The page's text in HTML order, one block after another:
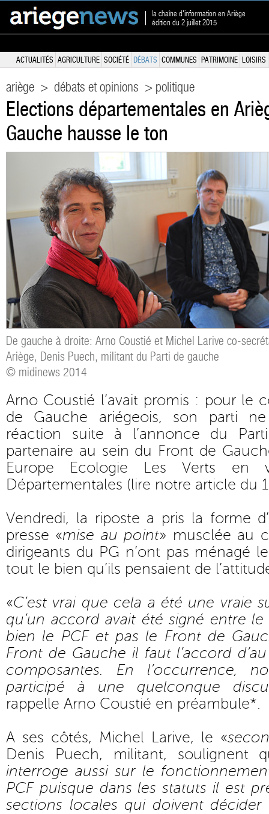
la chaîne d'information en Ariège
édition du 2 juillet 2015
ACTUALITÉS AGRICULTURE SOCIÉTÉ DÉBATS COMMUNES PATRIMOINE LOISIRS
ariège > débats et opinions > politique
Elections départementales en
Gauche hausse le ton
De gauche à droite: Arno Coustié et Michel Larive co-
Ariège, Denis Puech, militant du Parti de gauche
© midinews 2014
Arno Coustié l’avait promis : pour le
de Gauche ariégeois, son parti
réaction suite à l’annonce du
partenaire au sein du Front de
Europe Ecologie Les Verts en
Départementales (lire notre article du
Vendredi, la riposte a pris la forme
presse «mise au point» musclée au
dirigeants du PG n’ont pas ménagé
tout le bien qu’ils pensaient de
«C’est vrai que cela a été une vraie
qu’un accord avait été signé entre le
bien le PCF et pas le Front de
Front de Gauche il faut l’accord
composantes. En l’occurrence,
participé à une quelconque
rappelle Arno Coustié en préambule*.
A ses côtés, Michel Larive, le «
Denis Puech, militant, soulignent
interroge aussi sur le
PCF puisque dans les statuts il est
sections locales qui doivent